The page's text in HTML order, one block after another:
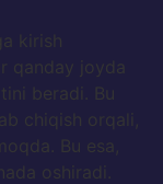
kirish
qanday joyda
beradi. Bu
chiqish orqali,
Bu esa,
oshiradi.